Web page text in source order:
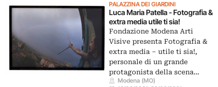
PALAZZINA DEI GIARDINI
Luca Maria Patella - Fotografia &
extra media utile ti sia!
Fondazione Modena Arti
Visive presenta Fotografia &
extra media – utile ti sia!,
personale di un grande
protagonista della scena…
Modena (MO)